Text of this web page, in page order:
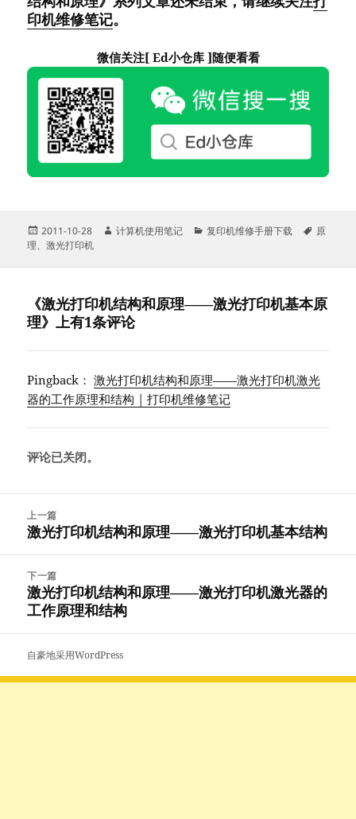
印机维修笔记。
微信关注[ Ed小仓库 ]随便看看
发
布
2011-10-28
作
计算机使用笔记
分
复印机维修手册下载
标
原
理、激光打印机
《激光打印机结构和原理——激光打印机基本原
理》上有1条评论
Pingback：激光打印机结构和原理——激光打印机激光
器的工作原理和结构 | 打印机维修笔记
评论已关闭。
航
上一篇
上
文
章：
激光打印机结构和原理——激光打印机基本结构
下一篇
下
篇
文
章：
激光打印机结构和原理——激光打印机激光器的
工作原理和结构
自豪地采用WordPress